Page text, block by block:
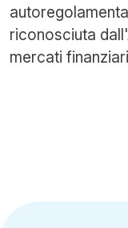
riconosciuta
mercati